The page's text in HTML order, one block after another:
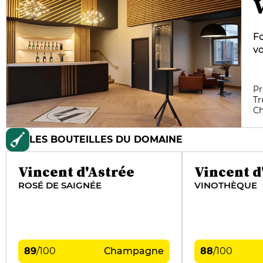
LES BOUTEILLES DU DOMAINE
Vincent d'Astrée
ROSÉ DE SAIGNÉE
89/100 Champagne
Vincent
VINOTHÈQUE
88/100